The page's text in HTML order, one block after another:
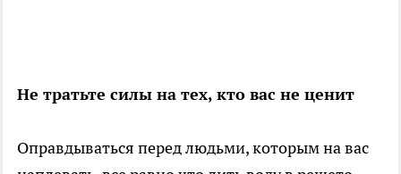
Не тратьте силы на тех, кто вас не ценит
Оправдываться перед людьми, которым на вас